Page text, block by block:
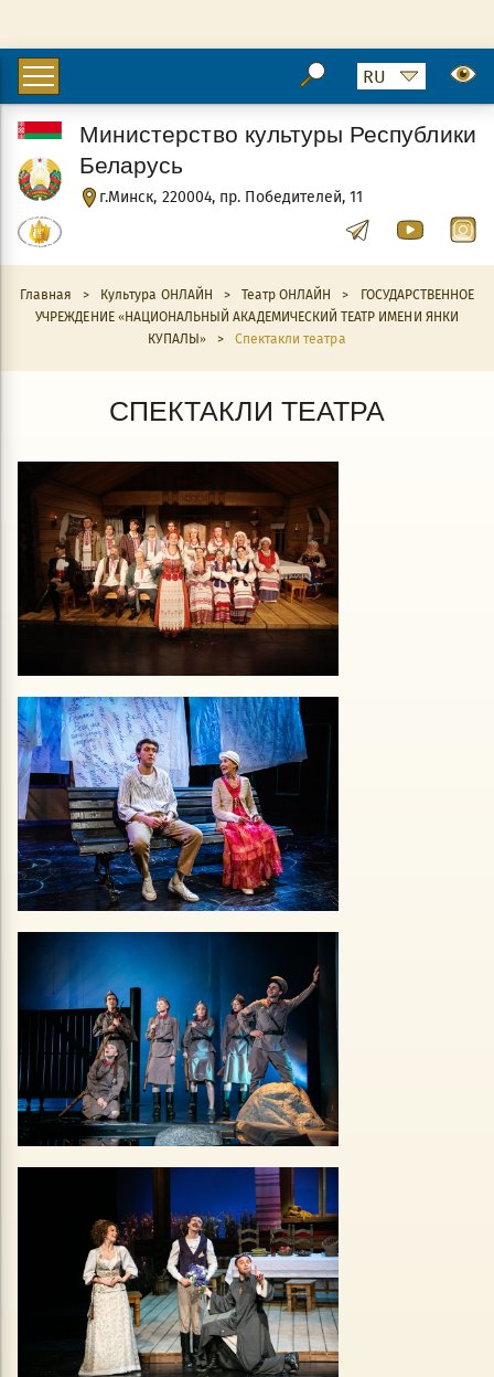
г.Минск, 220004, пр. Победителей, 11
Министерство культуры Республики
Беларусь
Главная > Культура ОНЛАЙН > Театр ОНЛАЙН >
ГОСУДАРСТВЕННОЕ
УЧРЕЖДЕНИЕ «НАЦИОНАЛЬНЫЙ АКАДЕМИЧЕСКИЙ ТЕАТР ИМЕНИ ЯНКИ
КУПАЛЫ»
> Спектакли театра
СПЕКТАКЛИ ТЕАТРА